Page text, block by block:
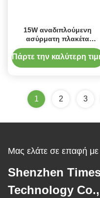
15W αναδιπλούμενη
ασύρματη πλακέτα
φόρτισης με μαγνητική
φόρτιση
Πάρτε την καλύτερη
1 2 3
Μας ελάτε σε επαφή με
Shenzhen
Technology